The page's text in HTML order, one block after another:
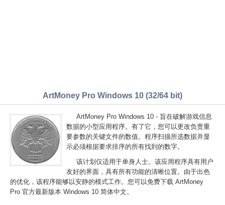
ArtMoney Pro Windows 10 (32/64 bit)
ArtMoney Pro Windows 10 - 旨在破解游戏信息
数据的小型应用程序。有了它，您可以更改负责重
要参数的关键文件的数值。程序扫描所选数据并显
示必须根据要求排序的所有找到的数字。
该计划仅适用于单身人士。该应用程序具有用户
友好的界面，具有所有功能的清晰位置。由于出色
的优化，该程序能够以安静的模式工作。您可以免费下载 ArtMoney
Pro 官方最新版本 Windows 10 简体中文。